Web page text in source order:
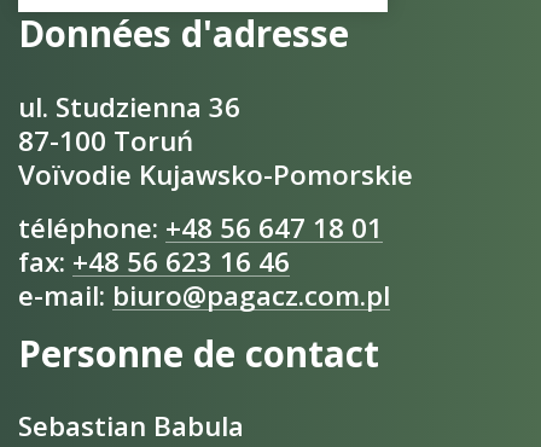
Données d'adresse
ul. Studzienna 36
87-100 Toruń
Voïvodie Kujawsko-Pomorskie
téléphone: +48 56 647 18 01
fax: +48 56 623 16 46
e-mail: biuro@pagacz.com.pl
Personne de contact
Sebastian Babula